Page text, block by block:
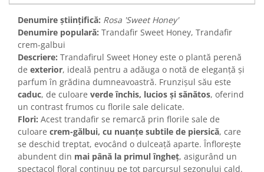
Denumire științifică: Rosa 'Sweet Honey'
Denumire populară: Trandafir Sweet Honey, Trandafir
crem-galbui
Descriere: Trandafirul Sweet Honey este o plantă perenă
de exterior, ideală pentru a adăuga o notă de eleganță și
parfum în grădina dumneavoastră. Frunzișul său este
caduc, de culoare verde închis, lucios și sănătos, oferind
un contrast frumos cu florile sale delicate.
Flori: Acest trandafir se remarcă prin florile sale de
culoare crem-gălbui, cu nuanțe subtile de piersică, care
se deschid treptat, evocând o dulceață aparte. Înflorește
abundent din mai până la primul îngheț, asigurând un
spectacol floral continuu pe tot parcursul sezonului cald.